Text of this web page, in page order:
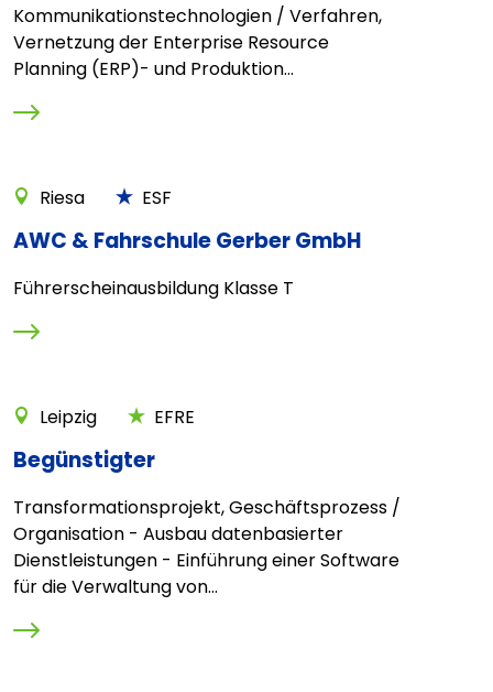
Kommunikationstechnologien / Verfahren,
Vernetzung der Enterprise Resource
Planning (ERP)- und Produktion...
Riesa ESF
AWC & Fahrschule Gerber GmbH
Führerscheinausbildung Klasse T
Leipzig EFRE
Begünstigter
Transformationsprojekt, Geschäftsprozess /
Organisation - Ausbau datenbasierter
Dienstleistungen - Einführung einer Software
für die Verwaltung von...